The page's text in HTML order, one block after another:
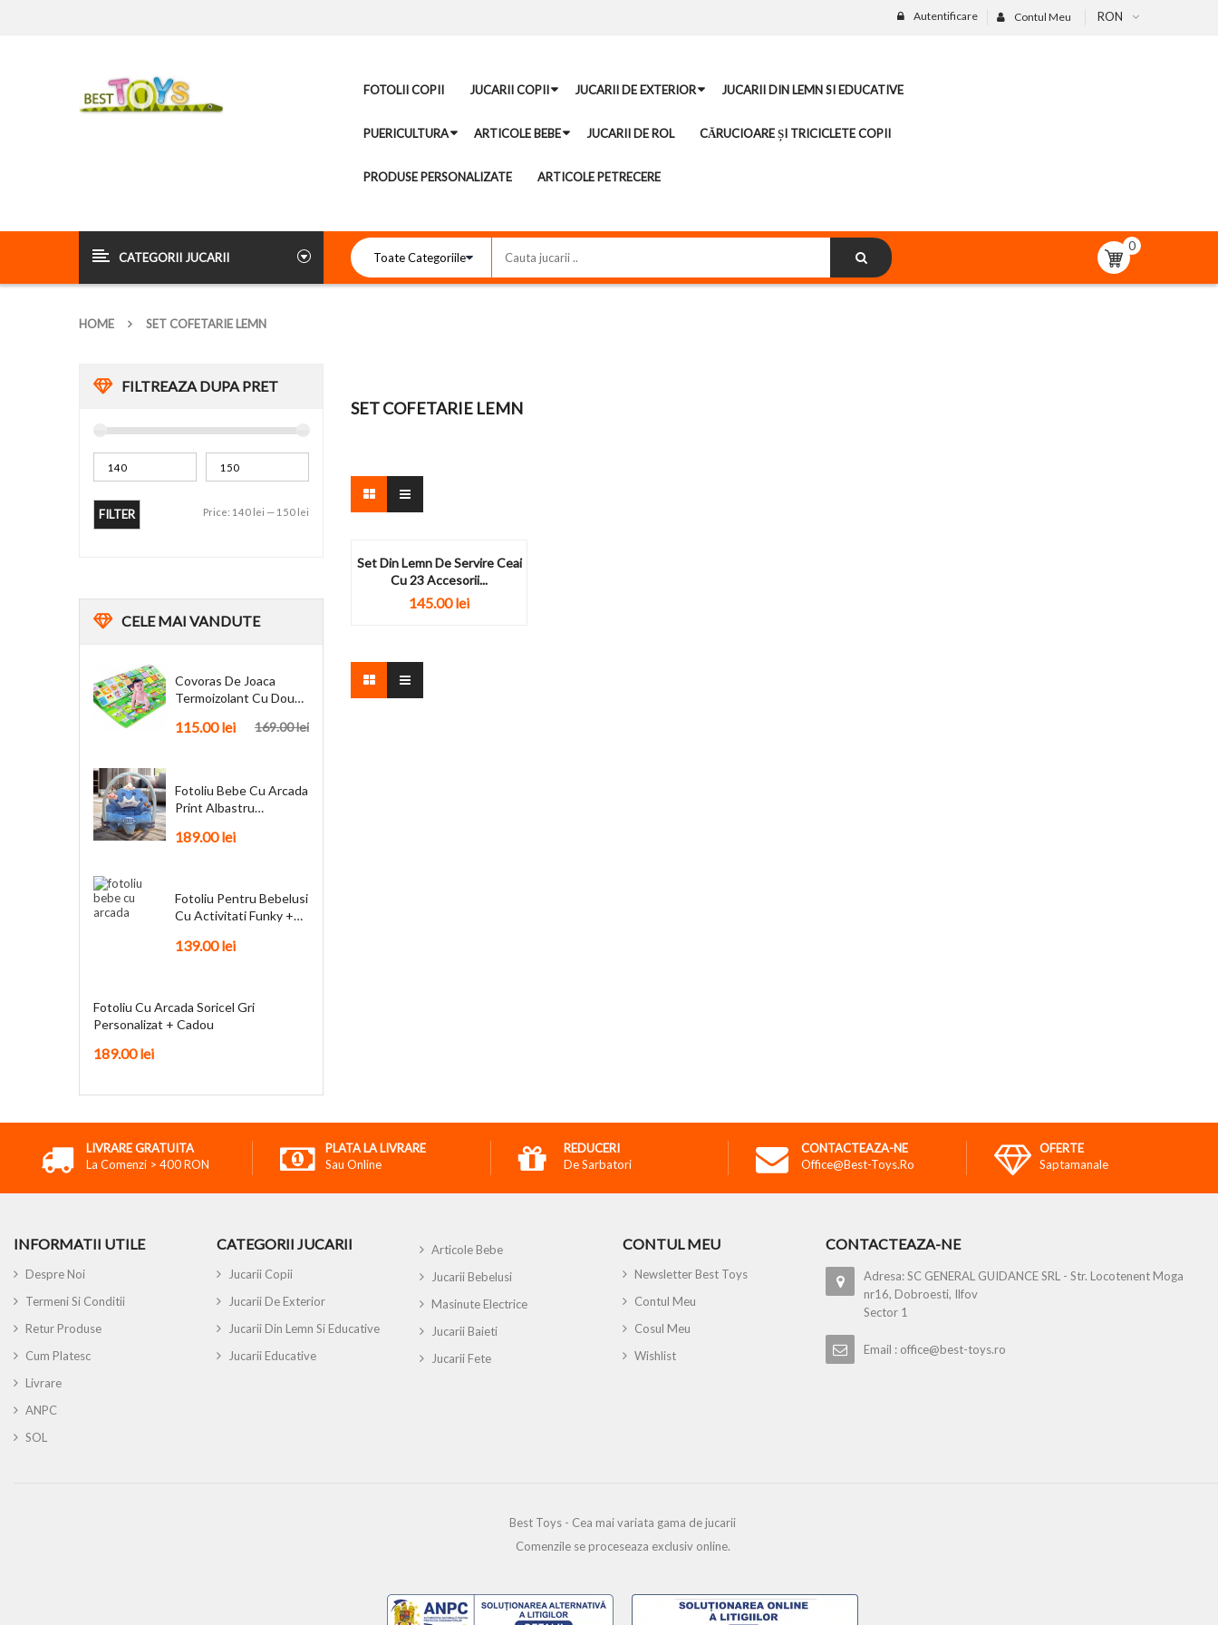
RON
Contul Meu
Autentificare
FOTOLII COPII JUCARII COPII JUCARII DE EXTERIOR JUCARII DIN LEMN SI EDUCATIVE
PUERICULTURA ARTICOLE BEBE JUCARII DE ROL CĂRUCIOARE ȘI TRICICLETE COPII
PRODUSE PERSONALIZATE ARTICOLE PETRECERE
CATEGORII JUCARII
0
HOME SET COFETARIE LEMN
FILTREAZA DUPA PRET
FILTER Price: 140 lei — 150 lei
CELEMAI VANDUTE
Covoras De Joaca
Termoizolant Cu Doua
169.00lei
115.00lei
Fotoliu Bebe Cu Arcada
Print Albastru
189.00lei
Fotoliu Pentru Bebelusi
Cu Activitati Funky +
139.00lei
Fotoliu Cu Arcada Soricel Gri
Personalizat + Cadou
189.00lei
SET COFETARIE LEMN
Set Din Lemn De Servire Ceai
Cu 23 Accesorii...
145.00lei
LIVRARE GRATUITA
La Comenzi > 400 RON
PLATA LA LIVRARE
Sau Online
REDUCERI
De Sarbatori
CONTACTEAZA-NE
Office@best-Toys.ro
OFERTE
Saptamanale
INFORMATII UTILE
Despre Noi
Termeni Si Conditii
Retur Produse
Cum Platesc
Livrare
ANPC
SOL
CATEGORII JUCARII
Jucarii Copii
Jucarii De Exterior
Jucarii Din Lemn Si Educative
Jucarii Educative
Articole Bebe
Jucarii Bebelusi
Masinute Electrice
Jucarii Baieti
Jucarii Fete
CONTUL MEU
Newsletter Best Toys
Contul Meu
Cosul Meu
Wishlist
CONTACTEAZA-NE
Adresa: SC GENERAL GUIDANCE SRL - Str. Locotenent Moga
nr16, Dobroesti, Ilfov
Sector 1
Email : office@best-toys.ro
Best Toys - Cea mai variata gama de jucarii
Comenzile se proceseaza exclusiv online.